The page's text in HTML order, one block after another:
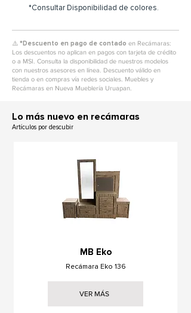
*Consultar Disponibilidad de colores.
⚠️ *Descuento en pago de contado en Recámaras:
Los descuentos no aplican en pagos con tarjeta de crédito
o a MSI. Consulta la disponibilidad de nuestros modelos
con nuestros asesores en línea. Descuento válido en
tienda o en compras vía redes sociales. Muebles y
Recámaras en Nueva Mueblería Uruapan.
Lo más nuevo en recámaras
Artículos por descubir
MB Eko
Recámara Eko 136
VER MÁS